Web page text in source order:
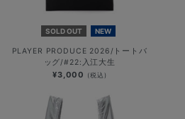
SOLD OUT NEW
PLAYER PRODUCE 2026/トートバ
ッグ/#22:入江大生
¥3,000 (税込)